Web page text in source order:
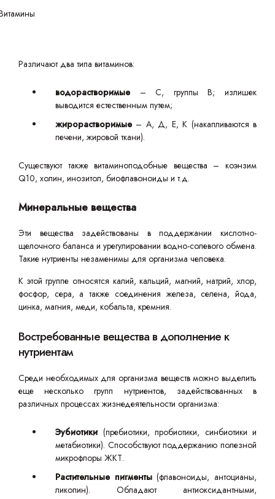
Различают два типа витаминов:
водорастворимые – С, группы В; излишек
выводится естественным путем;
жирорастворимые – А, Д, Е, К (накапливаются в
печени, жировой ткани).
Существуют также витаминоподобные вещества – коэнзим
Q10, холин, инозитол, биофлавоноиды и т.д.
Минеральные вещества
Эти вещества задействованы в поддержании кислотно-
щелочного баланса и урегулировании водно-солевого обмена.
Такие нутриенты незаменимы для организма человека.
К этой группе относятся калий, кальций, магний, натрий, хлор,
фосфор, сера, а также соединения железа, селена, йода,
цинка, магния, меди, кобальта, кремния.
Востребованные вещества в дополнение к
нутриентам
Среди необходимых для организма веществ можно выделить
еще несколько групп нутриентов, задействованных в
различных процессах жизнедеятельности организма:
Эубиотики (пребиотики, пробиотики, синбиотики и
метабиотики). Способствуют поддержанию полезной
микрофлоры ЖКТ.
Растительные пигменты(флавоноиды, антоцианы,
ликопин). Обладают антиоксидантными,